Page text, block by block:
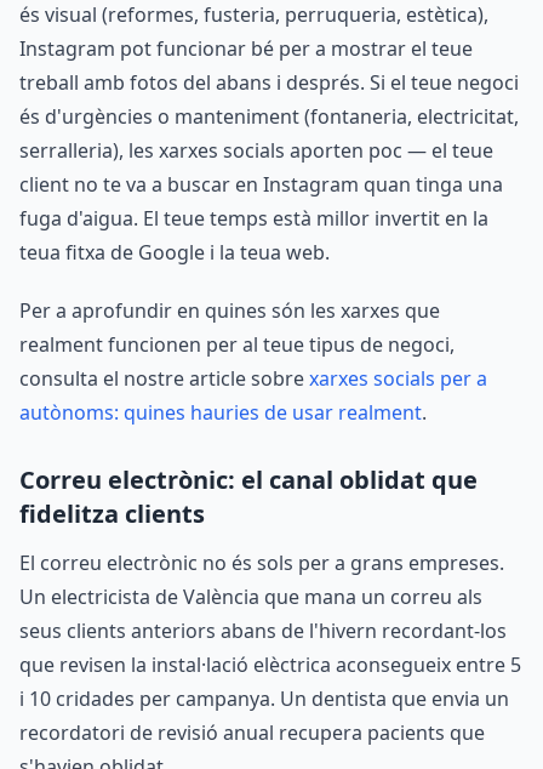
és visual (reformes, fusteria, perruqueria, estètica),
Instagram pot funcionar bé per a mostrar el teue
treball amb fotos del abans i després. Si el teue negoci
és d'urgències o manteniment (fontaneria, electricitat,
serralleria), les xarxes socials aporten poc — el teue
client no te va a buscar en Instagram quan tinga una
fuga d'aigua. El teue temps està millor invertit en la
teua fitxa de Google i la teua web.
Per a aprofundir en quines són les xarxes que
realment funcionen per al teue tipus de negoci,
consulta el nostre article sobrexarxes socials per a
autònoms: quines hauries de usar realment.
Correu electrònic: el canal oblidat que
fidelitza clients
El correu electrònic no és sols per a grans empreses.
Un electricista de València que mana un correu als
seus clients anteriors abans de l'hivern recordant-los
que revisen la instal·lació elèctrica aconsegueix entre 5
i 10 cridades per campanya. Un dentista que envia un
recordatori de revisió anual recupera pacients que